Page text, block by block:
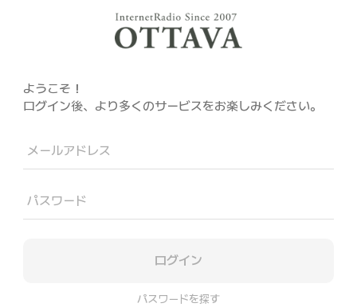
ようこそ！
ログイン後、より多くのサービスをお楽しみください。
メールアドレス
パスワード
ログイン
パスワードを探す